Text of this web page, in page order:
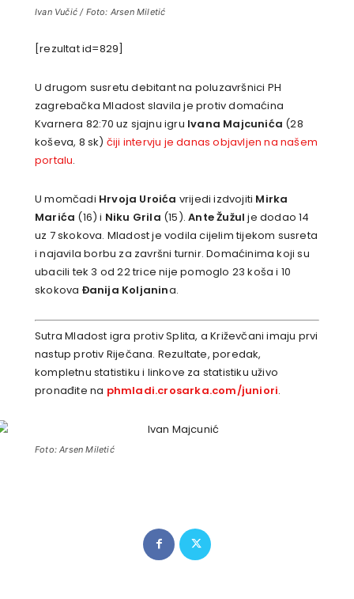
Ivan Vučić / Foto: Arsen Miletić
[rezultat id=829]
U drugom susretu debitant na poluzavršnici PH
zagrebačka Mladost slavila je protiv domaćina
Kvarnera 82:70 uz sjajnu igru Ivana Majcunića (28
koševa, 8 sk) čiji intervju je danas objavljen na našem
portalu.
U momčadi Hrvoja Uroića vrijedi izdvojiti Mirka
Marića (16) i Niku Grila (15).Ante Žužul je dodao 14
uz 7 skokova. Mladost je vodila cijelim tijekom susreta
i najavila borbu za završni turnir. Domaćinima koji su
ubacili tek 3 od 22 trice nije pomoglo 23 koša i 10
skokova Đanija Koljanina.
Sutra Mladost igra protiv Splita, a Križevčani imaju prvi
nastup protiv Riječana. Rezultate, poredak,
kompletnu statistiku i linkove za statistiku uživo
pronađite na phmladi.crosarka.com/juniori.
Foto: Arsen Miletić